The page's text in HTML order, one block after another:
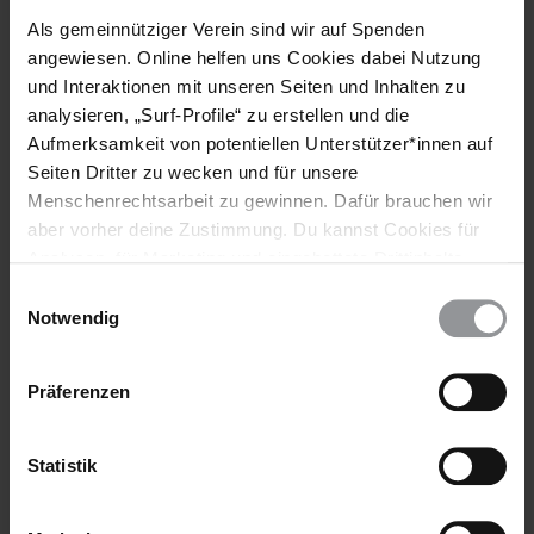
Als gemeinnütziger Verein sind wir auf Spenden
angewiesen. Online helfen uns Cookies dabei Nutzung
und Interaktionen mit unseren Seiten und Inhalten zu
analysieren, „Surf-Profile“ zu erstellen und die
Aufmerksamkeit von potentiellen Unterstützer*innen auf
Seiten Dritter zu wecken und für unsere
Menschenrechtsarbeit zu gewinnen. Dafür brauchen wir
aber vorher deine Zustimmung. Du kannst Cookies für
wieder ändern. Diesen Banner kannst Du über den Link
Notwendig
Präferenzen
Statistik
Syrien
Themen
Bewaffnete Konflikte